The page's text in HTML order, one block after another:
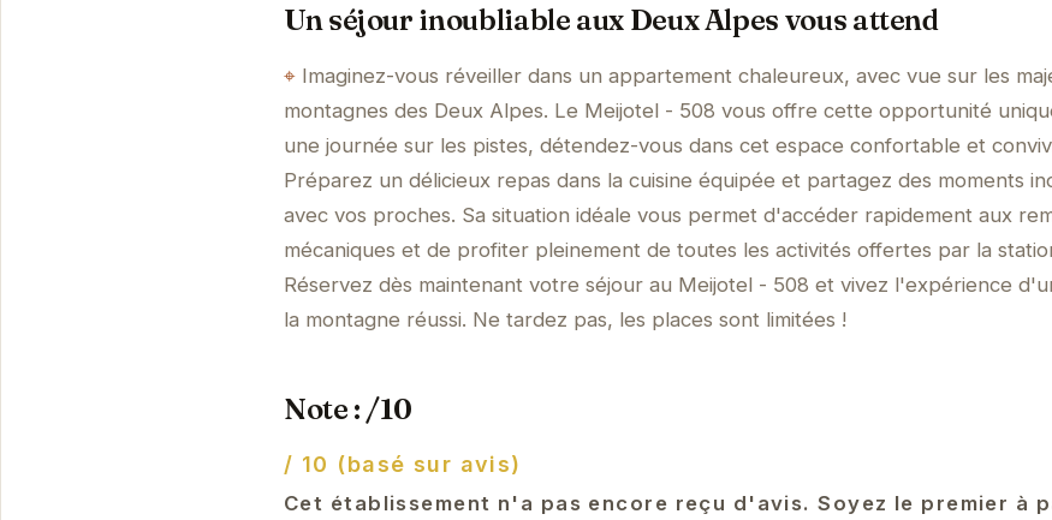
Un séjour inoubliable aux Deux Alpes vous attend
Imaginez-vous réveiller dans un appartement chaleureux, avec vue sur les
montagnes des Deux Alpes. Le Meijotel - 508 vous offre cette opportunité
une journée sur les pistes, détendez-vous dans cet espace confortable et
Préparez un délicieux repas dans la cuisine équipée et partagez des moments
avec vos proches. Sa situation idéale vous permet d'accéder rapidement aux
mécaniques et de profiter pleinement de toutes les activités offertes par la
Réservez dès maintenant votre séjour au Meijotel - 508 et vivez l'expérience
la montagne réussi. Ne tardez pas, les places sont limitées !
Note : /10
/ 10 (basé sur avis)
Cet établissement n'a pas encore reçu d'avis. Soyez le premier à